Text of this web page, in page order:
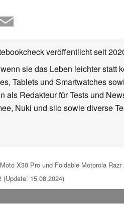
veröffentlichtseit
sie das Leben leichter statt
Tablets und Smartwatches
Redakteur für Tests und
Nuki und siio sowie diverse
X30 Pro und Foldable Motorola
(Update: 15.08.2024)